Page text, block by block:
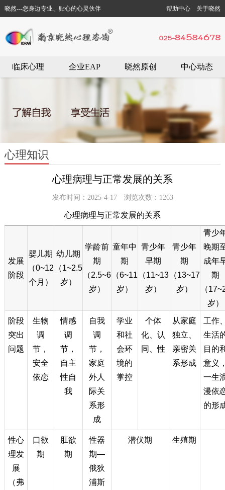
帮助中心 关于晓然
晓然---您身边专业、贴心的心灵伙伴
临床心理 企业EAP 晓然原创 中心动态
心理知识
心理病理与正常发展的关系
发布时间：2025-4-17 浏览次数：1263
心理病理与正常发展的关系
发展
阶段
婴儿期
（0~12
个月）
幼儿期
（1~2.5
岁）
学龄前
期
（2.5~6
岁）
童年中
期
（6~11
岁）
青少年
早期
（11~13
岁）
青少年
期
（13~17
岁）
青少
晚期
成年
期
（
岁）
阶段
突出
问题
生物
调
节，
安全
依恋
情感
调
节，
自主
性自
我
自我
调
节，
家庭
外人
际关
系形
成
学业
和社
会环
境的
掌控
个体
化、认
同、性
从家庭
独立、
亲密关
系形成
工作
生活
目的
意义
一生
漫依
的形
性心
理发
展
（弗
口欲
期
肛欲
期
性器
期—
俄狄
浦斯
潜伏期 生殖期